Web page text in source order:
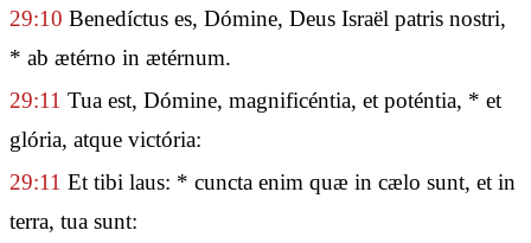
29:10 Benedíctus es, Dómine, Deus Israël patris nostri,
* ab ætérno in ætérnum.
29:11 Tua est, Dómine, magnificéntia, et poténtia, * et
glória, atque victória:
29:11 Et tibi laus: * cuncta enim quæ in cælo sunt, et in
terra, tua sunt: